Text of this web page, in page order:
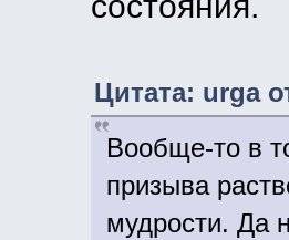
Цитата: urga
Вообще-то в
призыва
мудрости. Да